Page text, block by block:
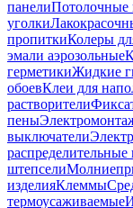
панелиПотолочные
уголки
пропиткиКолеры
эмали аэрозольные
герметикиЖидкие
обоевКлеи для
растворители
пены
выключатели
штепсели
изделияКлеммы
термоусаживаемые